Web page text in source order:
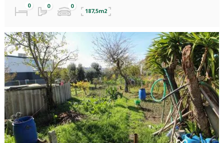
187,5m2